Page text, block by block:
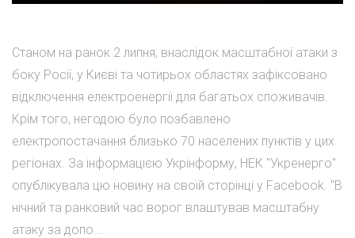
Станом на ранок 2 липня, внаслідок масштабної атаки з
боку Росії, у Києві та чотирьох областях зафіксовано
відключення електроенергії для багатьох споживачів.
Крім того, негодою було позбавлено
електропостачання близько 70 населених пунктів у цих
регіонах. За інформацією Укрінформу, НЕК "Укренерго"
опублікувала цю новину на своїй сторінці у Facebook. "В
нічний та ранковий час ворог влаштував масштабну
атаку за допо...